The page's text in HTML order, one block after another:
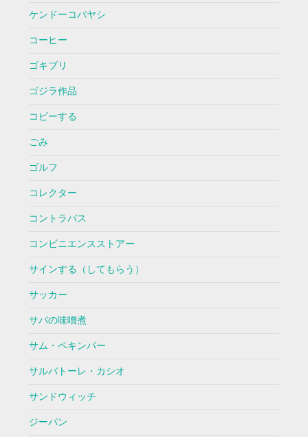
ケンドーコバヤシ
コーヒー
ゴキブリ
ゴジラ作品
コピーする
ごみ
ゴルフ
コレクター
コントラバス
コンビニエンスストアー
サインする（してもらう）
サッカー
サバの味噌煮
サム・ペキンパー
サルバトーレ・カシオ
サンドウィッチ
ジーパン